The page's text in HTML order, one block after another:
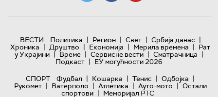
ВЕСТИ Политика | Регион | Свет | Србија данас |
Хроника | Друштво | Економија | Мерила времена | Рат
у Украјини | Време | Сервисне вести | Сматрачница |
Подкаст | ЕУ могућности 2026
СПОРТ
Фудбал | Кошарка | Тенис | Одбојка |
Рукомет | Ватерполо | Атлетика | Ауто-мото | Остали
спортови | Меморијал РТС